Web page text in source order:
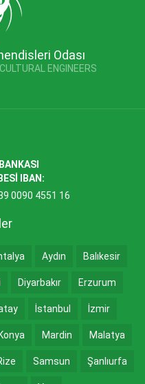
Odası
ENGINEERS
IBAN:
0090 4551 16
Aydın Balıkesir
Diyarbakır Erzurum
İstanbul İzmir
Mardin Malatya
Samsun Şanlıurfa